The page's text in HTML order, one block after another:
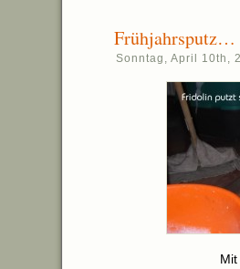
Frühjahrsputz…
Sonntag, April 10th,